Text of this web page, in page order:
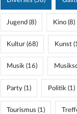
Jugend (8) Kino (8)
Kultur (68) Kunst
Musik (16)
Party (1) Politik (1)
Tourismus (1)